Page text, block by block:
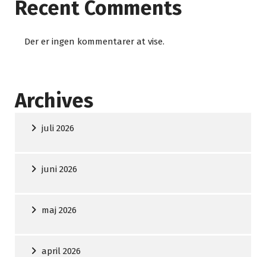
Recent Comments
Der er ingen kommentarer at vise.
Archives
juli 2026
juni 2026
maj 2026
april 2026